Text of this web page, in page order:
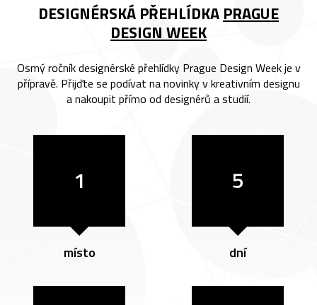
DESIGNÉRSKÁ PŘEHLÍDKA PRAGUE
DESIGN WEEK
Osmý ročník designérské přehlídky Prague Design Week je v
přípravě. Přijďte se podívat na novinky v kreativním designu
a nakoupit přímo od designérů a studií.
1
místo
5
dní